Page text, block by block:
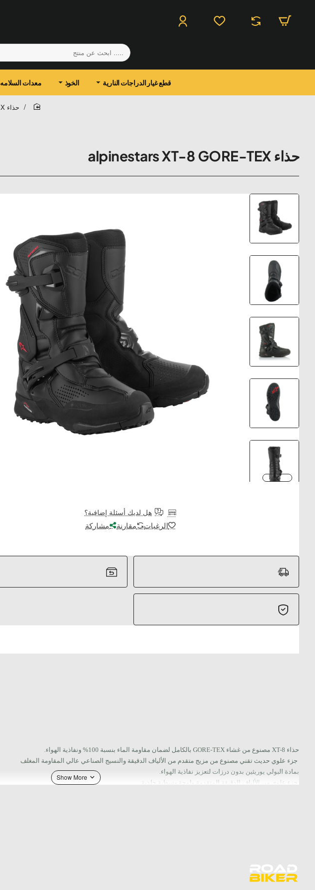
.....
ابحث
عن
منتج
قطع غيار الدراجات النارية الخوذ معدات السلامه
حذاء alpinestars XT-8 GORE-TEX
حذاء alpinestars XT-8 GORE-TEX
هل لديك أسئلة إضافية؟
الرغبات مقارنة مشاركة
حذاء XT-8 مصنوع من غشاء GORE-TEX بالكامل لضمان مقاومة الماء بنسبة 100% ونفاذية الهواء.
جزء علوي حديث تقني مصنوع من مزيج متقدم من الألياف الدقيقة والنسيج الصناعي عالي المقاومة المغلف
بمادة البولي يوريثين بدون درزات لتعزيز نفاذية الهواء.
جزء علوي من الألياف الدقيقة المتقدمة ولوحة وسطية جلدية.